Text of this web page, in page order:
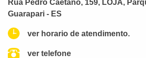
Rua Pedro Caetano, 159, LOJA,
Guarapari - ES
ver horario de atendimento.
ver telefone